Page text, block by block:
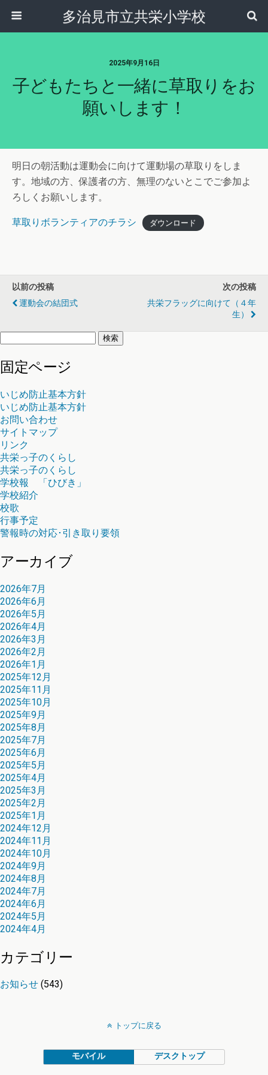
多治見市立共栄小学校
2025年9月16日
子どもたちと一緒に草取りをお
願いします！
明日の朝活動は運動会に向けて運動場の草取りをしま
す。地域の方、保護者の方、無理のないとこでご参加よ
ろしくお願いします。
草取りボランティアのチラシ ダウンロード
以前の投稿
運動会の結団式
次の投稿
共栄フラッグに向けて（４年
生）
検
固定ページ
いじめ防止基本方針
いじめ防止基本方針
お問い合わせ
サイトマップ
リンク
共栄っ子のくらし
共栄っ子のくらし
学校報 「ひびき」
学校紹介
校歌
行事予定
警報時の対応･引き取り要領
アーカイブ
2026年7月
2026年6月
2026年5月
2026年4月
2026年3月
2026年2月
2026年1月
2025年12月
2025年11月
2025年10月
2025年9月
2025年8月
2025年7月
2025年6月
2025年5月
2025年4月
2025年3月
2025年2月
2025年1月
2024年12月
2024年11月
2024年10月
2024年9月
2024年8月
2024年7月
2024年6月
2024年5月
2024年4月
カテゴリー
お知らせ (543)
トップに戻る
モバイル デスクトップ